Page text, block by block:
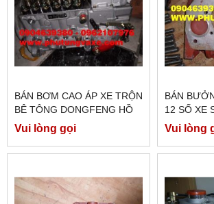
BÁN BƠM CAO ÁP XE TRỘN
BÊ TÔNG DONGFENG HỒ
BẮC L340 PS, XE BEN
DONGFENG CÔNG XUẤT
Vui lòng gọi
BÁN
12 SỐ XE
XE BEN
380, XE
Vui lòng